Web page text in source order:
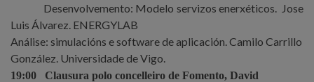
Desenvolvemento: Modelo servizos enerxéticos. Jose
Luis Álvarez. ENERGYLAB
Análise: simulacións e software de aplicación. Camilo Carrillo
González. Universidade de Vigo.
19:00
Clausura polo concelleiro de Fomento, David